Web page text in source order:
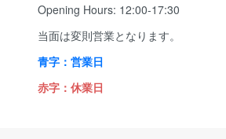
Opening Hours: 12:00-17:30
当面は変則営業となります。
青字：営業日
赤字：休業日